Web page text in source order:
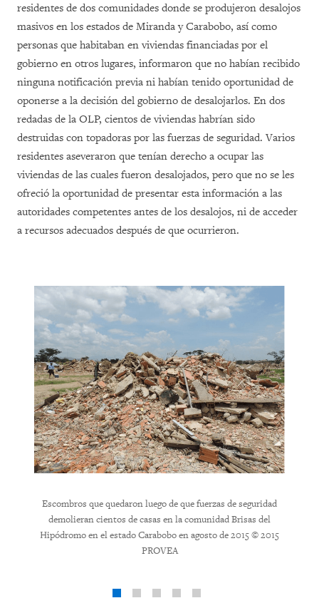
residentes de dos comunidades donde se produjeron desalojos
masivos en los estados de Miranda y Carabobo, así como
personas que habitaban en viviendas financiadas por el
gobierno en otros lugares, informaron que no habían recibido
ninguna notificación previa ni habían tenido oportunidad de
oponerse a la decisión del gobierno de desalojarlos. En dos
redadas de la OLP, cientos de viviendas habrían sido
destruidas con topadoras por las fuerzas de seguridad. Varios
residentes aseveraron que tenían derecho a ocupar las
viviendas de las cuales fueron desalojados, pero que no se les
ofreció la oportunidad de presentar esta información a las
autoridades competentes antes de los desalojos, ni de acceder
a recursos adecuados después de que ocurrieron.
Escombros que quedaron luego de que fuerzas de seguridad
demolieran cientos de casas en la comunidad Brisas del
Hipódromo en el estado Carabobo en agosto de 2015 © 2015
PROVEA